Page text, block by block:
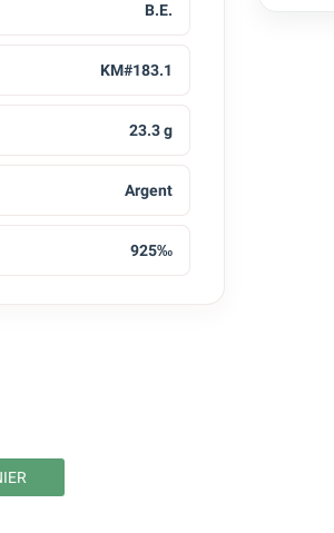
B.E.
KM#183.1
23.3 g
Argent
925‰